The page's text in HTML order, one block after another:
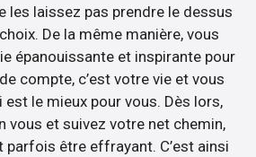
les laissez pas prendre le dessus
De la même manière, vous
épanouissante et inspirante pour
compte, c’est votre vie et vous
est le mieux pour vous. Dès lors,
vous et suivez votre net chemin,
parfois être effrayant. C’est ainsi